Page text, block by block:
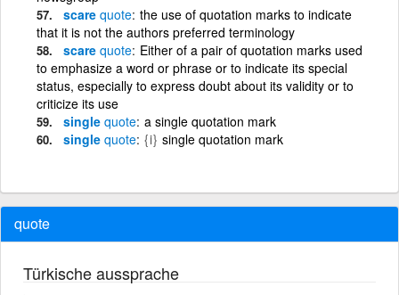
scare quote the use of quotation marks to indicate
that it is not the authors preferred terminology
scare quote Either of a pair of quotation marks used
to emphasize a word or phrase or to indicate its special
status, especially to express doubt about its validity or to
criticize its use
single quote a single quotation mark
single quote {i} single quotation mark
quote
Türkische aussprache